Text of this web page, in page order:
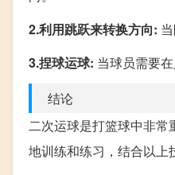
2.利用跳跃来转换方向:
3.捏球运球: 当球员需要
结论
二次运球是打篮球中非常
地训练和练习，结合以上